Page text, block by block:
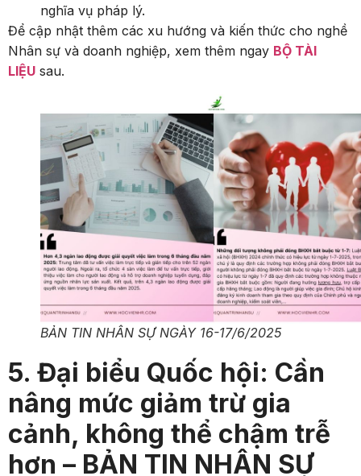
nghĩa vụ pháp lý.
Để cập nhật thêm các xu hướng và kiến thức cho nghề
Nhân sự và doanh nghiệp, xem thêm ngay BỘ TÀI
LIỆU sau.
BẢN TIN NHÂN SỰ NGÀY 16-17/6/2025
5. Đại biểu Quốc hội: Cần
nâng mức giảm trừ gia
cảnh, không thể chậm trễ
hơn – BẢN TIN NHÂN SỰ